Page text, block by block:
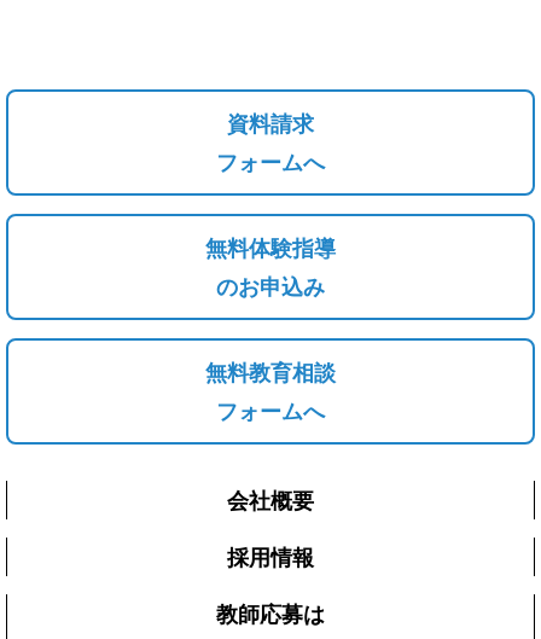
資料請求
フォームへ
無料体験指導
のお申込み
無料教育相談
フォームへ
会社概要
採用情報
教師応募は